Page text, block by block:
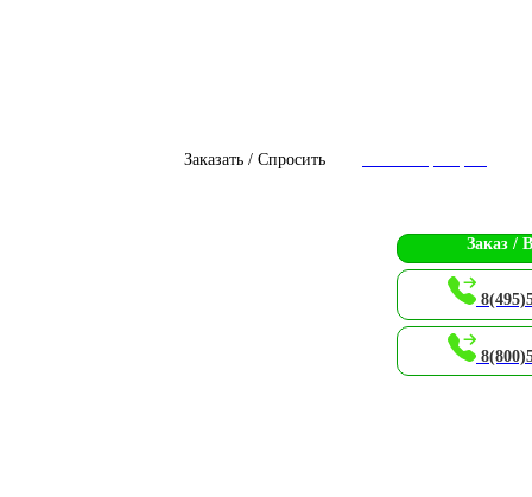
Заказать / Спросить
Заказ /